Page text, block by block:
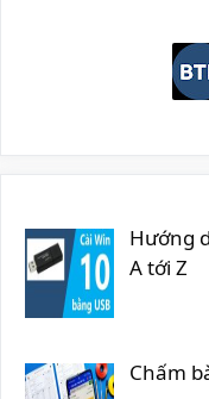
Hướng
A tới Z
Chấm